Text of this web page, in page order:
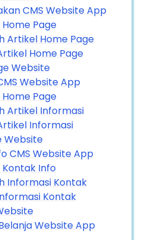
CMS Website App
Page
Artikel Home Page
Home Page
Website
Website App
Page
Artikel Informasi
Informasi
Website
CMS Website App
Info
Informasi Kontak
Kontak
Website App